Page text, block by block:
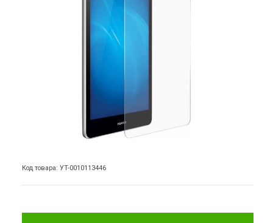
Код товара: УТ-0010113446